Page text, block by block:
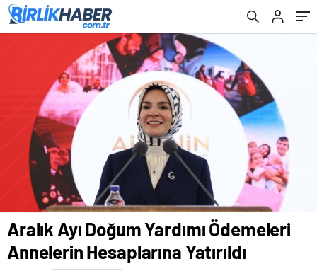
Aralık Ayı Doğum Yardımı Ödemeleri
Annelerin Hesaplarına Yatırıldı